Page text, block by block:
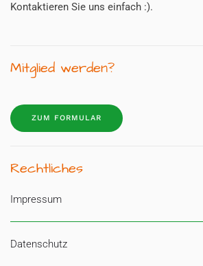
Kontaktieren Sie uns einfach :).
Mitglied werden?
ZUM FORMULAR
Rechtliches
Impressum
Datenschutz